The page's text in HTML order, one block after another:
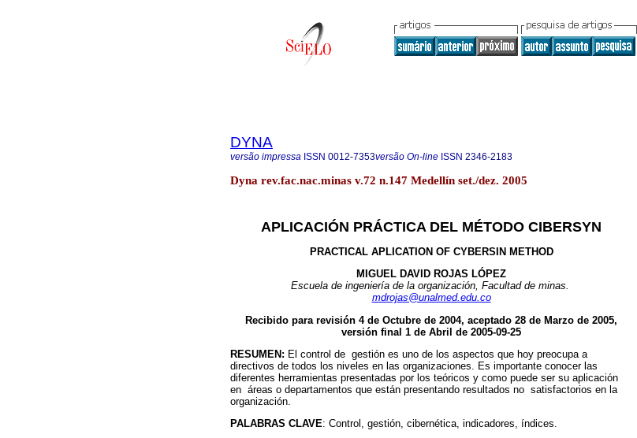
DYNA
versão impressa ISSN 0012-7353versão On-line ISSN 2346-2183
Dyna rev.fac.nac.minas v.72 n.147 Medellín set./dez. 2005
APLICACIÓN PRÁCTICA DEL MÉTODO CIBERSYN
PRACTICAL APLICATION OF CYBERSIN METHOD
MIGUEL DAVID ROJAS LÓPEZ
Escuela de ingeniería de la organización, Facultad de minas.
mdrojas@unalmed.edu.co
Recibido para revisión 4 de Octubre de 2004, aceptado 28 de Marzo de 2005,
versión final 1 de Abril de 2005-09-25
RESUMEN: El control de gestión es uno de los aspectos que hoy preocupa a
directivos de todos los niveles en las organizaciones. Es importante conocer las
diferentes herramientas presentadas por los teóricos y como puede ser su aplicación
en áreas o departamentos que están presentando resultados no satisfactorios en la
organización.
PALABRAS CLAVE: Control, gestión, cibernética, indicadores, índices.